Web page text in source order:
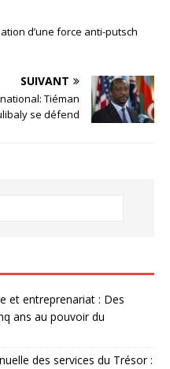
d’une force anti-putsch
SUIVANT
Tiéman
se défend
et entreprenariat : Des
ans au pouvoir du
des services du Trésor :